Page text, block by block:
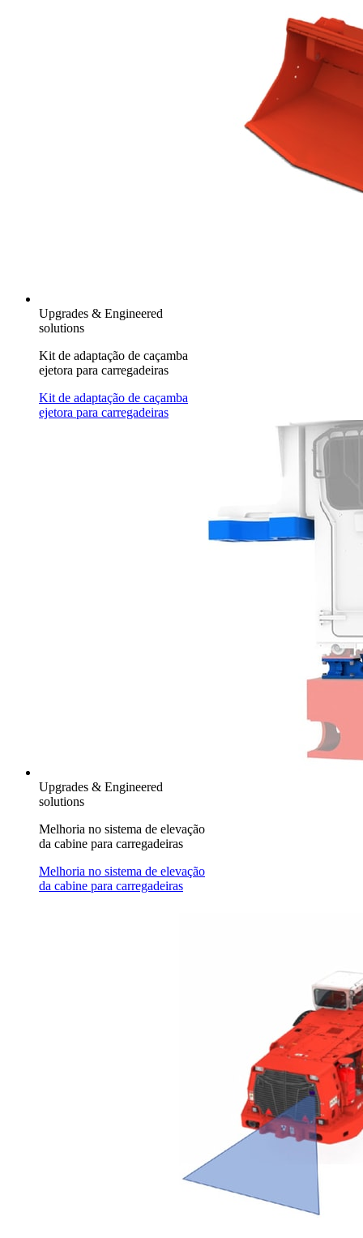
Upgrades & Engineered
solutions
Kit de adaptação de caçamba
ejetora para carregadeiras
Kit de adaptação de caçamba
ejetora para carregadeiras
Upgrades & Engineered
solutions
Melhoria no sistema de elevação
da cabine para carregadeiras
Melhoria no sistema de elevação
da cabine para carregadeiras